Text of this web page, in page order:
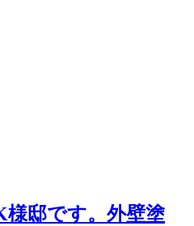
邸です。外壁塗